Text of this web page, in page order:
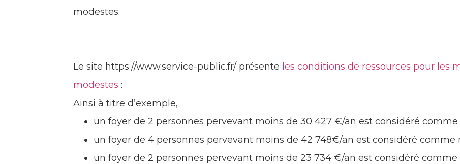
modestes.
Le site https://www.service-public.fr/ présente les conditions de ressources pour les
modestes :
Ainsi à titre d’exemple,
un foyer de 2 personnes pervevant moins de 30 427 €/an est considéré
un foyer de 4 personnes pervevant moins de 42 748€/an est considéré comme
un foyer de 2 personnes pervevant moins de 23 734 €/an est considéré